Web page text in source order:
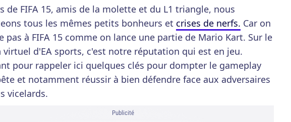
de FIFA 15, amis de la molette et du L1 triangle, nous
tous les mêmes petits bonheurs et crises de nerfs. Car on
pas à FIFA 15 comme on lance une partie de Mario Kart. Sur le
virtuel d'EA sports, c'est notre réputation qui est en jeu.
pour rappeler ici quelques clés pour dompter le gameplay
et notamment réussir à bien défendre face aux adversaires
vicelards.
Publicité